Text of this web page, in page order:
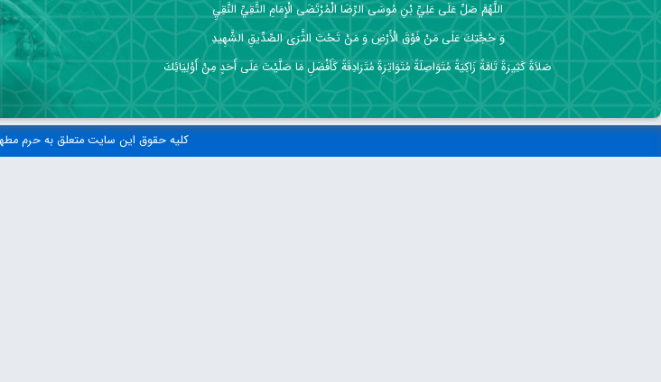
اللَّهُمَّ صَلِّ عَلَى عَلِيِّ بْنِ مُوسَى الرِّضَا الْمُرْتَضَى الْإِمَامِ التَّقِيِّ النَّقِيِ
وَ حُجَّتِكَ عَلَى مَنْ فَوْقَ الْأَرْضِ وَ مَنْ تَحْتَ الثَّرَى الصِّدِّيقِ الشَّهِيدِ
صَلاَةً كَثِيرَةً تَامَّةً زَاكِيَةً مُتَوَاصِلَةً مُتَوَاتِرَةً مُتَرَادِفَةً كَأَفْضَلِ مَا صَلَّيْتَ عَلَى أَحَدٍ مِنْ أَوْلِيَائِكَ
کلیه حقوق این سایت متعلق به حرم